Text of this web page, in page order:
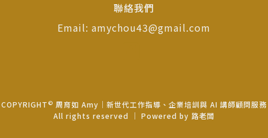
聯絡我們
Email: amychou43@gmail.com
COPYRIGHT © 周育如 Amy｜新世代工作指導、企業培訓與 AI 講師顧問服務
All rights reserved ｜ Powered by 路老闆